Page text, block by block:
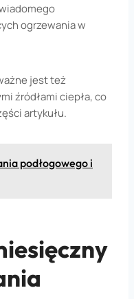
ogrzewania w
jest też
źródłami ciepła, co
artykułu.
podłogowego i